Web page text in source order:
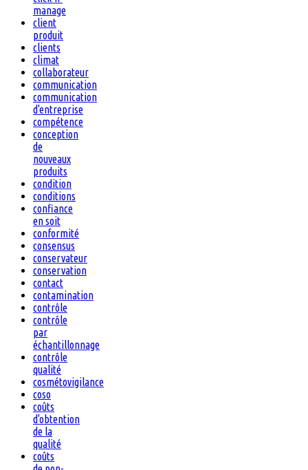
manage
client
produit
clients
climat
collaborateur
communication
communication
d'entreprise
compétence
conception
de
nouveaux
produits
condition
conditions
confiance
en soit
conformité
consensus
conservateur
conservation
contact
contamination
contrôle
contrôle
par
échantillonnage
contrôle
qualité
cosmétovigilance
coso
coûts
d'obtention
de la
qualité
coûts